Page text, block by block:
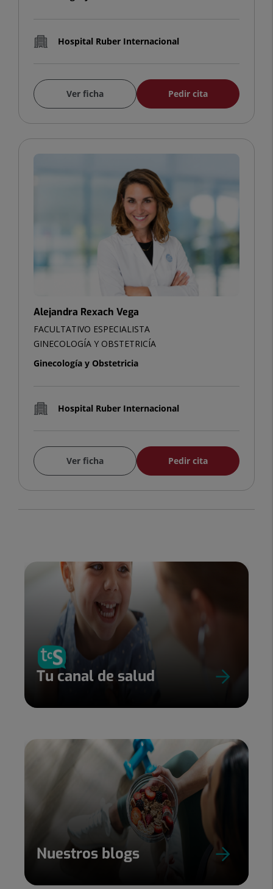
Hospital Ruber Internacional
Ver ficha Pedir cita
Alejandra Rexach Vega
FACULTATIVO ESPECIALISTA
GINECOLOGÍA Y OBSTETRICÍA
Ginecología y Obstetricia
Hospital Ruber Internacional
Ver ficha Pedir cita
Tu canal de salud
Nuestros blogs